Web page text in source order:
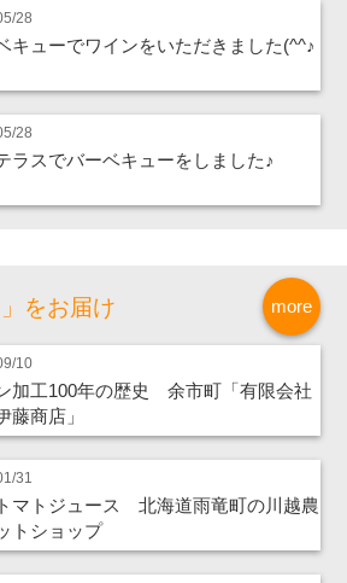
28
キューでワインをいただきました(^^♪
28
ラスでバーベキューをしました♪
more
をお届け
10
加工100年の歴史 余市町「有限会社
藤商店」
31
マトジュース 北海道雨竜町の川越農
トショップ